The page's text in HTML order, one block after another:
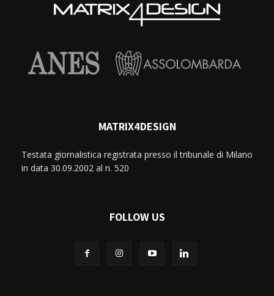
MATRIX4DESIGN
Testata giornalistica registrata presso il tribunale di Milano
in data 30.09.2002 al n. 520
FOLLOW US